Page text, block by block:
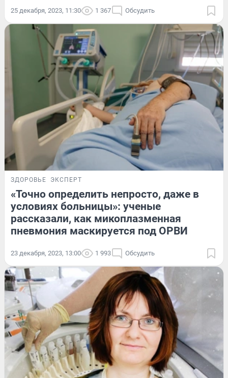
25 декабря, 2023, 11:30 1 367 Обсудить
ЗДОРОВЬЕ ЭКСПЕРТ
«Точно определить непросто, даже в
условиях больницы»: ученые
рассказали, как микоплазменная
пневмония маскируется под ОРВИ
23 декабря, 2023, 13:00 1 993 Обсудить